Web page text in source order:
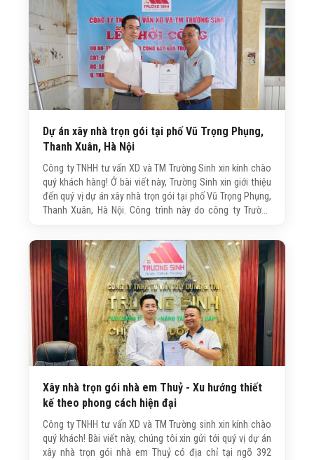
Dự án xây nhà trọn gói tại phố Vũ Trọng Phụng,
Thanh Xuân, Hà Nội
Công ty TNHH tư vấn XD và TM Trường Sinh xin kính chào
quý khách hàng! Ở bài viết này, Trường Sinh xin giới thiệu
đến quý vị dự án xây nhà trọn gói tại phố Vũ Trọng Phụng,
Thanh Xuân, Hà Nội. Công trình này do công ty Trường
tầng 1tum.
Xây nhà trọn gói nhà em Thuỷ - Xu hướng thiết
kế theo phong cách hiện đại
Công ty TNHH tư vấn XD và TM Trường sinh xin kính chào
quý khách! Bài viết này, chúng tôi xin gửi tới quý vị dự án
xây nhà trọn gói nhà em Thuỷ có địa chỉ tại ngõ 392